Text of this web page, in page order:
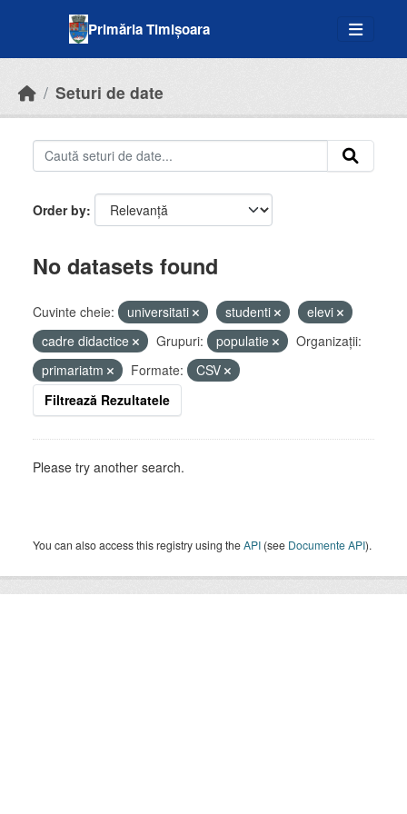
Primăria Timișoara
Seturi de date
Order by
No datasets found
Cuvinte cheie: universitati studenti
elevi
cadre didactice
Grupuri: populatie
Organizații:
primariatm
Formate:
CSV
Filtrează Rezultatele
Please try another search.
You can also access this registry using theAPI (see Documente API).